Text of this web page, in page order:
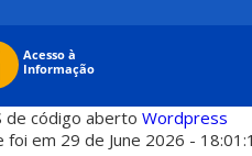
de código aberto Wordpress
foi em 29 de June 2026 -